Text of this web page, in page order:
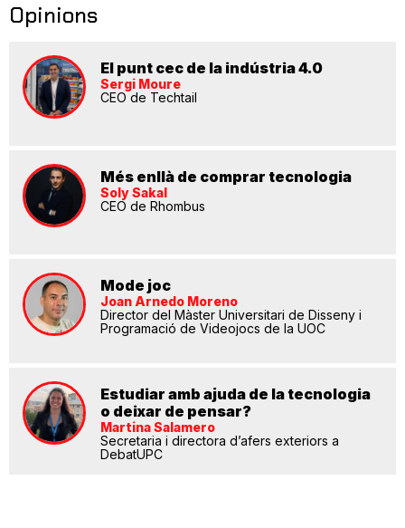
Opinions
El punt cec de la indústria 4.0
Sergi Moure
CEO de Techtail
Més enllà de comprar tecnologia
Soly Sakal
CEO de Rhombus
Mode joc
Joan Arnedo Moreno
Director del Màster Universitari de Disseny i
Programació de Videojocs de la UOC
Estudiar amb ajuda de la tecnologia
o deixar de pensar?
Martina Salamero
Secretaria i directora d’afers exteriors a
DebatUPC